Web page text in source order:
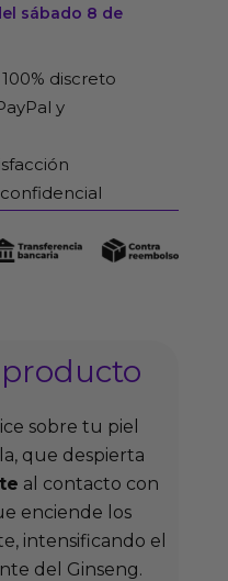
sábado 8 de
discreto
y
sobre tu piel
que despierta
al contacto con
enciende los
intensificando el
del Ginseng.